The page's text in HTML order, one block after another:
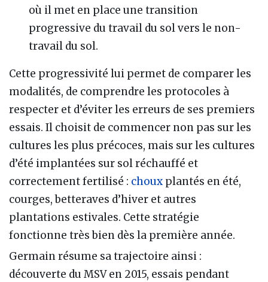
où il met en place une transition
progressive du travail du sol vers le non-
travail du sol.
Cette progressivité lui permet de comparer les
modalités, de comprendre les protocoles à
respecter et d’éviter les erreurs de ses premiers
essais. Il choisit de commencer non pas sur les
cultures les plus précoces, mais sur les cultures
d’été implantées sur sol réchauffé et
correctement fertilisé : choux plantés en été,
courges, betteraves d’hiver et autres
plantations estivales. Cette stratégie
fonctionne très bien dès la première année.
Germain résume sa trajectoire ainsi :
découverte du MSV en 2015, essais pendant